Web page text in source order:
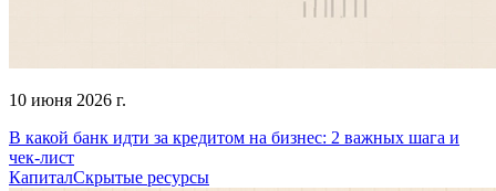
10 июня 2026 г.
В какой банк идти за кредитом на бизнес: 2 важных шага и
чек-лист
КапиталСкрытые ресурсы